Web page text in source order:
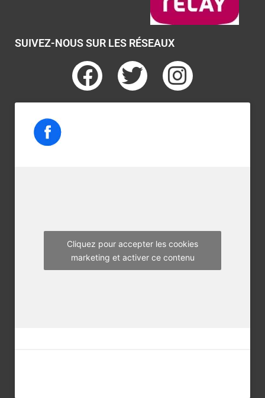
SUIVEZ-NOUS SUR LES RÉSEAUX
F
a
T
w
I
n
m
Cliquez pour accepter les cookies
marketing et activer ce contenu